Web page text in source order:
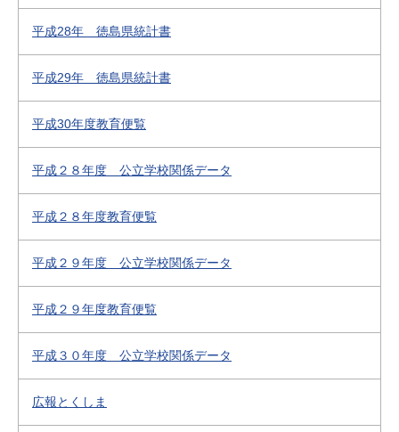
平成28年 徳島県統計書
平成29年 徳島県統計書
平成30年度教育便覧
平成２８年度 公立学校関係データ
平成２８年度教育便覧
平成２９年度 公立学校関係データ
平成２９年度教育便覧
平成３０年度 公立学校関係データ
広報とくしま